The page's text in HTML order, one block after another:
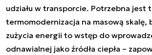
udziału w transporcie. Potrzebna jest
termomodernizacja na masową skalę,
zużycia energii to wstęp do
odnawialnej jako źródła ciepła –